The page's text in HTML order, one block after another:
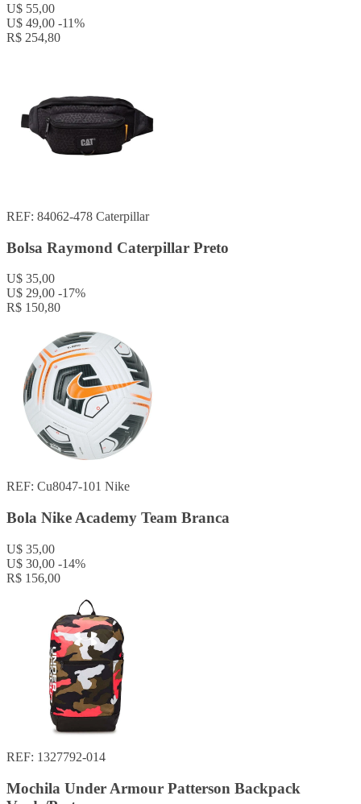
U$ 55,00
U$ 49,00 -11%
R$ 254,80
REF: 84062-478 Caterpillar
Bolsa Raymond Caterpillar Preto
U$ 35,00
U$ 29,00 -17%
R$ 150,80
REF: Cu8047-101 Nike
Bola Nike Academy Team Branca
U$ 35,00
U$ 30,00 -14%
R$ 156,00
REF: 1327792-014
Mochila Under Armour Patterson Backpack